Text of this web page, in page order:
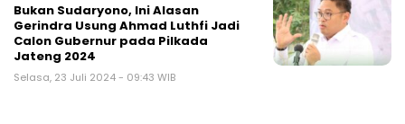
Bukan Sudaryono, Ini Alasan
Gerindra Usung Ahmad Luthfi Jadi
Calon Gubernur pada Pilkada
Jateng 2024
Selasa, 23 Juli 2024 - 09:43 WIB